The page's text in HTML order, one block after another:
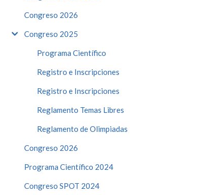
Congreso 2026
Congreso 2025
Programa Científico
Registro e Inscripciones
Registro e Inscripciones
Reglamento Temas Libres
Reglamento de Olimpiadas
Congreso 2026
Programa Científico 2024
Congreso SPOT 2024